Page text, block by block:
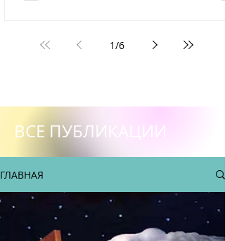
1/6
ВСЕ ПУБЛИКАЦИИ
ГЛАВНАЯ